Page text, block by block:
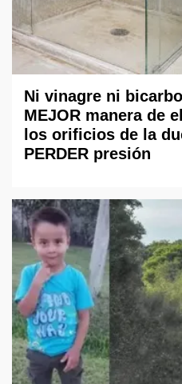
Ni vinagre ni
MEJOR manera de
los orificios de la
PERDER presión